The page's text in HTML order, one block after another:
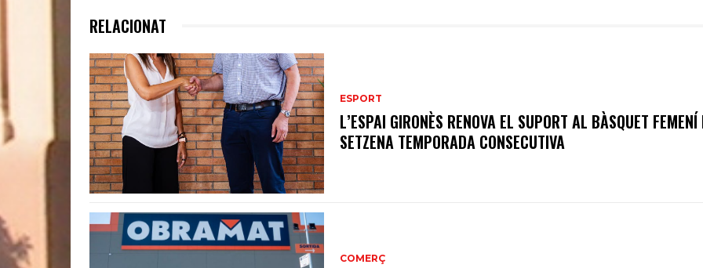
RELACIONAT
ESPORT
L’ESPAI GIRONÈS RENOVA EL SUPORT AL BÀSQUET FEMENÍ
SETZENA TEMPORADA CONSECUTIVA
COMERÇ